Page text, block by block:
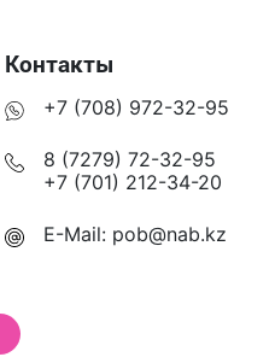
Контакты
+7 (708) 972-32-95
8 (7279) 72-32-95
+7 (701) 212-34-20
E-Mail: pob@nab.kz